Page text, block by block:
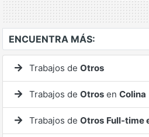
ENCUENTRA MÁS:
Trabajos de Otros
Trabajos de Otros en Colina
Trabajos de Otros Full-time